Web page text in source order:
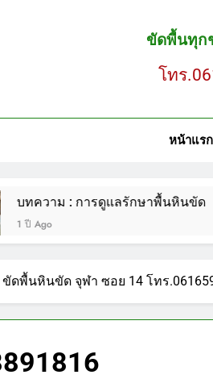
ขัดพื้นทุก
โทร
หน้าแรก
ารดูแลรักษาพื้นหินขัด
ขัดพื้นหินขัด จุฬา ซอย 14 โทร